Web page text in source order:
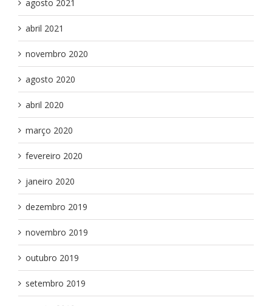
agosto 2021
abril 2021
novembro 2020
agosto 2020
abril 2020
março 2020
fevereiro 2020
janeiro 2020
dezembro 2019
novembro 2019
outubro 2019
setembro 2019